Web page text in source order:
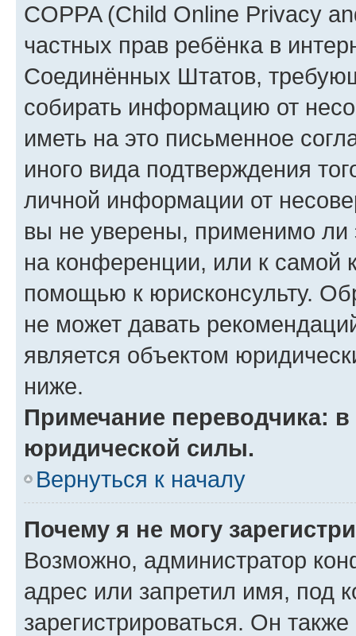
COPPA (Child Online Privacy
частных прав ребёнка в
Соединённых Штатов,
собирать информацию от
иметь на это письменное
иного вида подтверждения
личной информации от
вы не уверены, применимо ли
на конференции, или к самой
помощью к юрисконсульту.
не может давать
является объектом
ниже.
Примечание переводчика:
юридической силы.
Вернуться к началу
Почему я не могу
Возможно, администратор
адрес или запретил имя, под
зарегистрироваться. Он